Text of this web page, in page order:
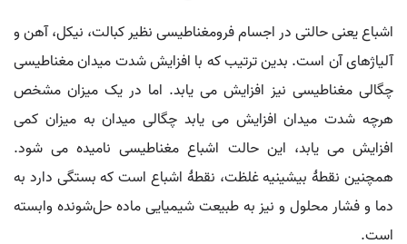
اشباع یعنی حالتی در اجسام فرومغناطیسی نظیر کبالت، نیکل، آهن و
آلیاژهای آن است. بدین ترتیب که با افزایش شدت میدان مغناطیسی
چگالی مغناطیسی نیز افزایش می یابد. اما در یک میزان مشخص
هرچه شدت میدان افزایش می یابد چگالی میدان به میزان کمی
افزایش می یابد، این حالت اشباع مغناطیسی نامیده می شود.
همچنین نقطهٔ بیشینیه غلظت، نقطهٔ اشباع است که بستگی دارد به
دما و فشار محلول و نیز به طبیعت شیمیایی ماده حل‌شونده وابسته
است.